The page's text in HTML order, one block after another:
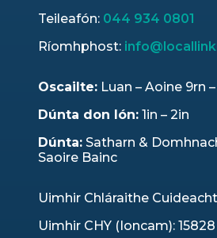
Teileafón: 044 934 0801
Ríomhphost:
Oscailte: Luan – Aoine 9rn
Dúnta don lón: 1in – 2in
Dúnta: Satharn &
Saoire Bainc
Uimhir Chláraithe
Uimhir CHY (Ioncam): 15828